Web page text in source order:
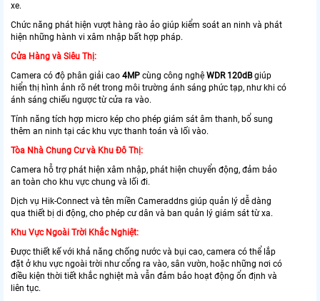
xe.
Chức năng phát hiện vượt hàng rào ảo giúp kiểm soát an ninh và phát
hiện những hành vi xâm nhập bất hợp pháp.
Cửa Hàng và Siêu Thị:
Camera có độ phân giải cao 4MP cùng công nghệ WDR 120dBgiúp
hiển thị hình ảnh rõ nét trong môi trường ánh sáng phức tạp, như khi có
ánh sáng chiếu ngược từ cửa ra vào.
Tính năng tích hợp micro kép cho phép giám sát âm thanh, bổ sung
thêm an ninh tại các khu vực thanh toán và lối vào.
Tòa Nhà Chung Cư và Khu Đô Thị:
Camera hỗ trợ phát hiện xâm nhập, phát hiện chuyển động, đảm bảo
an toàn cho khu vực chung và lối đi.
Dịch vụ Hik-Connect và tên miền Cameraddns giúp quản lý dễ dàng
qua thiết bị di động, cho phép cư dân và ban quản lý giám sát từ xa.
Khu Vực Ngoài Trời Khắc Nghiệt:
Được thiết kế với khả năng chống nước và bụi cao, camera có thể lắp
đặt ở khu vực ngoài trời như cổng ra vào, sân vườn, hoặc những nơi có
điều kiện thời tiết khắc nghiệt mà vẫn đảm bảo hoạt động ổn định và
liên tục.